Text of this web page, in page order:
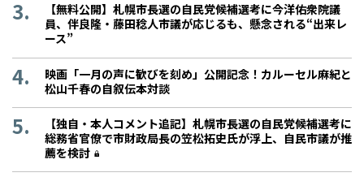
【無料公開】札幌市長選の自民党候補選考に今洋佑衆院議
員、伴良隆・藤田稔人市議が応じるも、懸念される“出来レ
ース”
映画「一月の声に歓びを刻め」公開記念！カルーセル麻紀と
松山千春の自叙伝本対談
【独自・本人コメント追記】札幌市長選の自民党候補選考に
総務省官僚で市財政局長の笠松拓史氏が浮上、自民市議が推
薦を検討